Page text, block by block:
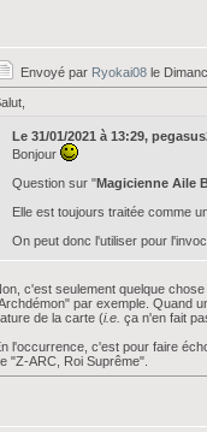
Envoyé par Ryokai08 le
Le 31/01/2021 à 13:29,
Bonjour
Question sur "Magicienne Aile
Elle est toujours traitée comme
On peut donc l'utiliser pour
c'est seulement quelque
par exemple. Quand
de la carte (i.e. ça n'en fait
l'occurrence, c'est pour faire
"Z-ARC, Roi Suprême".